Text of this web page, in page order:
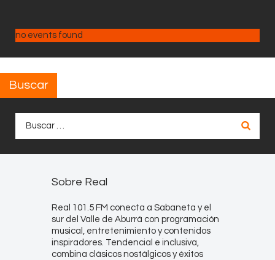
no events found
Buscar
Sobre Real
Real 101.5 FM conecta a Sabaneta y el
sur del Valle de Aburrá con programación
musical, entretenimiento y contenidos
inspiradores. Tendencial e inclusiva,
combina clásicos nostálgicos y éxitos